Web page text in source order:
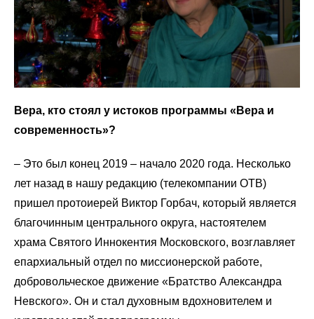
Вера, кто стоял у истоков программы «Вера и
современность»?
– Это был конец 2019 – начало 2020 года. Несколько
лет назад в нашу редакцию (телекомпании ОТВ)
пришел протоиерей Виктор Горбач, который является
благочинным центрального округа, настоятелем
храма Святого Иннокентия Московского, возглавляет
епархиальный отдел по миссионерской работе,
добровольческое движение «Братство Александра
Невского». Он и стал духовным вдохновителем и